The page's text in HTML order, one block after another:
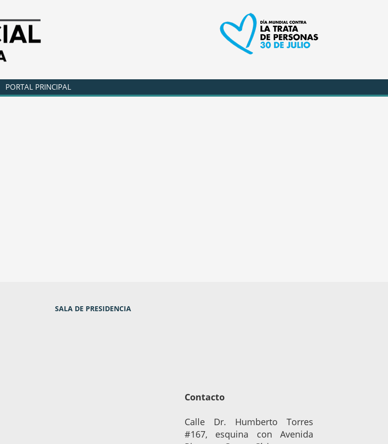
PORTAL PRINCIPAL
SALA DE PRESIDENCIA
Contacto
Calle Dr. Humberto Torres
#167, esquina con Avenida